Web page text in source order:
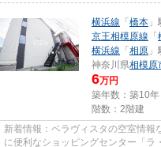
横浜線 「 橋本
京王相模原線 「
横浜線 「 相原
神奈川県相模原
6万円
築年数：築10年
階数：2階建
新着情報：ベラヴィスタの空室情報
に便利なショッピングセンター「ラ